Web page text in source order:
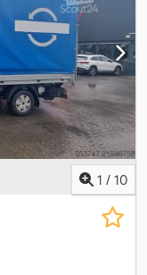
1 / 10